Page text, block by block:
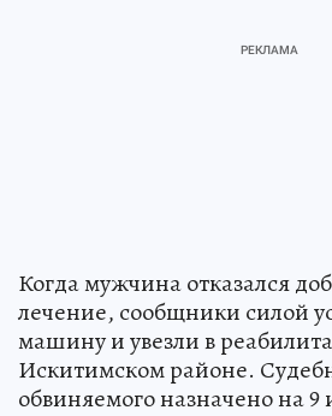
Когда мужчина отказался
лечение, сообщники силой
машину и увезли в
Искитимском районе.
обвиняемого назначено на 9